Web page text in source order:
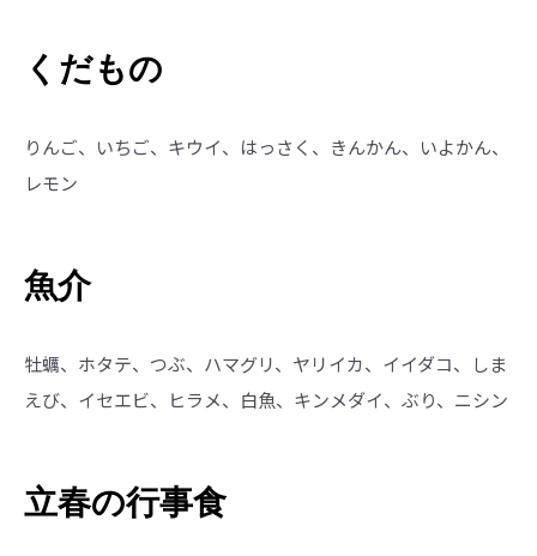
くだもの
りんご、いちご、キウイ、はっさく、きんかん、いよかん、
レモン
魚介
牡蠣、ホタテ、つぶ、ハマグリ、ヤリイカ、イイダコ、しま
えび、イセエビ、ヒラメ、白魚、キンメダイ、ぶり、ニシン
立春の行事食